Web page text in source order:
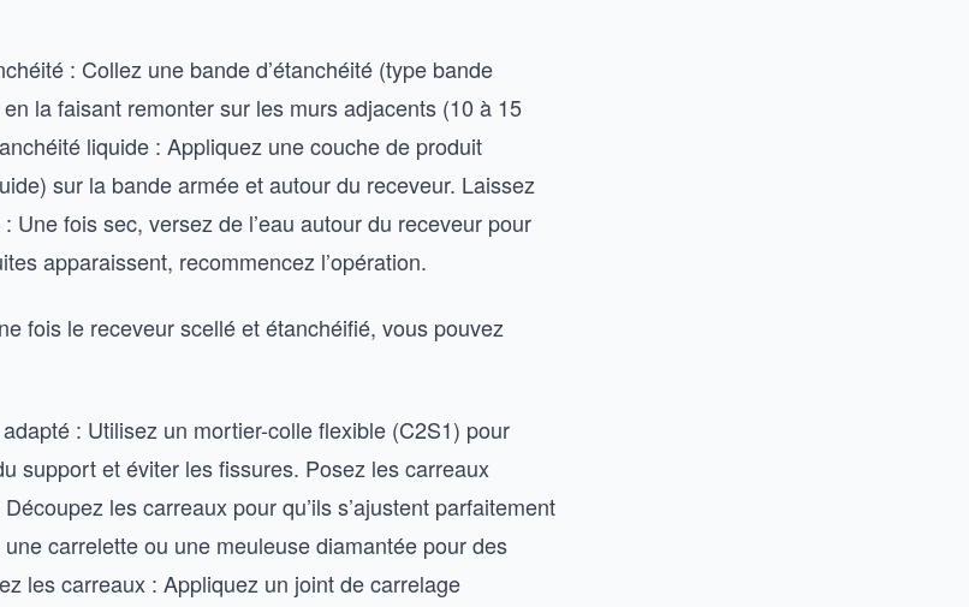
: Collez une bande d’étanchéité (type bande
la faisant remonter sur les murs adjacents (10 à 15
liquide : Appliquez une couche de produit
sur la bande armée et autour du receveur. Laissez
Une fois sec, versez de l’eau autour du receveur pour
apparaissent, recommencez l’opération.
fois le receveur scellé et étanchéifié, vous pouvez
: Utilisez un mortier-colle flexible (C2S1) pour
support et éviter les fissures. Posez les carreaux
les carreaux pour qu’ils s’ajustent parfaitement
carrelette ou une meuleuse diamantée pour des
les carreaux : Appliquez un joint de carrelage